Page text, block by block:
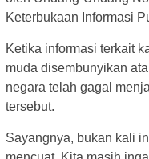
Keterbukaan Informasi
Ketika informasi terkait
muda disembunyikan
negara telah gagal
tersebut.
Sayangnya, bukan kali